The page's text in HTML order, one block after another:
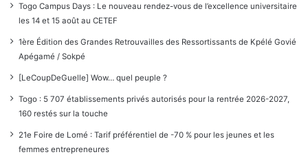
Togo Campus Days : Le nouveau rendez-vous de l’excellence universitaire
les 14 et 15 août au CETEF
1ère Édition des Grandes Retrouvailles des Ressortissants de Kpélé Govié
Apégamé / Sokpé
[LeCoupDeGuelle] Wow… quel peuple ?
Togo : 5 707 établissements privés autorisés pour la rentrée 2026-2027,
160 restés sur la touche
21e Foire de Lomé : Tarif préférentiel de -70 % pour les jeunes et les
femmes entrepreneures